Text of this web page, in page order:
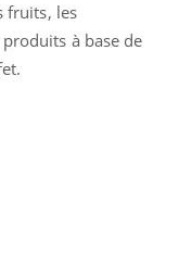
fruits, les
à base de